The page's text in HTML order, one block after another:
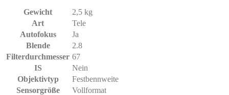
Gewicht
2,5 kg
Art
Tele
Autofokus
Ja
Blende
2.8
Filterdurchmesser 67
IS
Nein
Objektivtyp
Festbennweite
Sensorgröße
Vollformat